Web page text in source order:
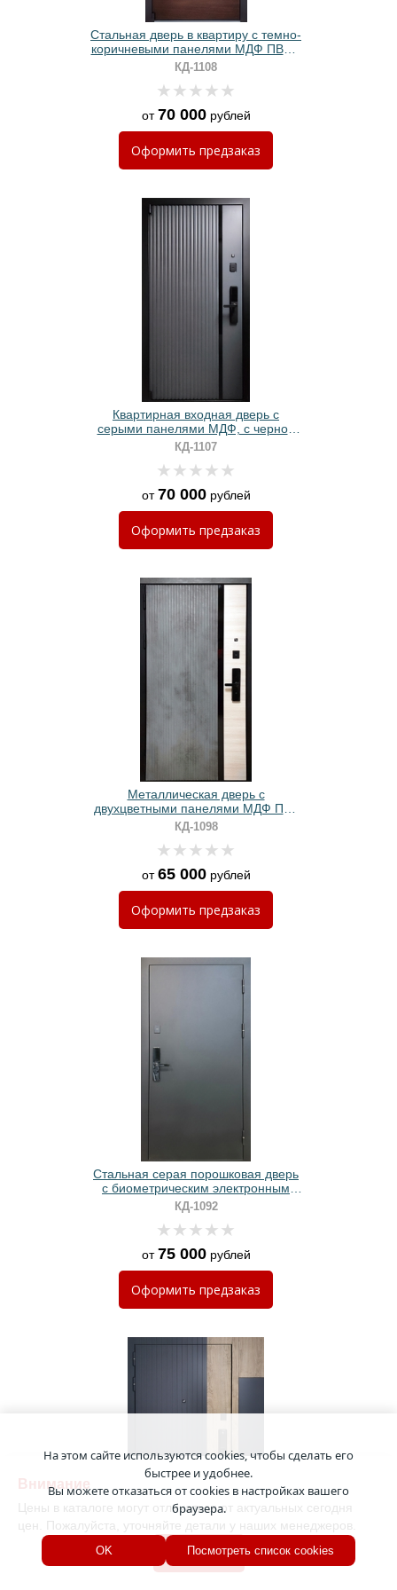
Внимание
Цены в каталоге могут отличаться от актуальных сегодня
цен. Пожалуйста, уточняйте детали у наших менеджеров.
Хорошо
Стальная дверь в квартиру с темно-
коричневыми панелями МДФ ПВХ и
электронным замком
КД-1108
от70 000рублей
Оформить предзаказ
Квартирная входная дверь с
серыми панелями МДФ, с черной
полосой и smart-замком
КД-1107
от70 000рублей
Оформить предзаказ
Металлическая дверь с
двухцветными панелями МДФ ПВХ
и биометрическим замком
КД-1098
от65 000рублей
Оформить предзаказ
Стальная серая порошковая дверь
с биометрическим электронным
замком
КД-1092
от75 000рублей
Оформить предзаказ
Входная дверь с боковой вставкой,
электронным замком и составными
На этом сайте используются cookies, чтобы сделать его
быстрее и удобнее.
Вы можете отказаться от cookies в настройках вашего
браузера.
OK Посмотреть список cookies